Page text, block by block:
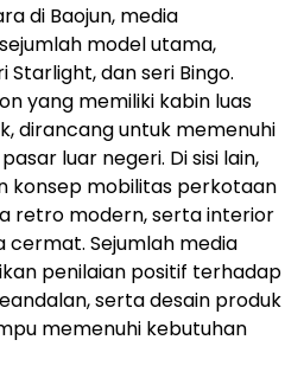
di Baojun, media
model utama,
Starlight, dan seri Bingo.
yang memiliki kabin luas
dirancang untuk memenuhi
luar negeri. Di sisi lain,
konsep mobilitas perkotaan
retro modern, serta interior
Sejumlah media
penilaian positif terhadap
serta desain produk
memenuhi kebutuhan